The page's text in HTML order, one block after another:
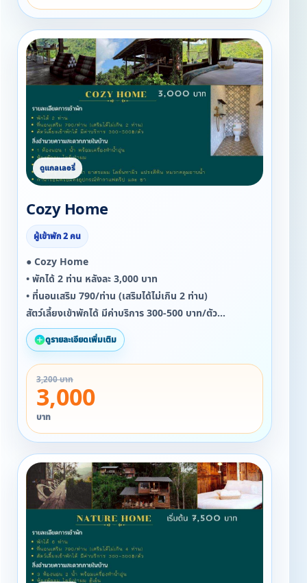
หมวกคลุมอาบน้ำ
▪ กาน้ำร้อนพร้อมทั้งอุปกรณ์ทำกาแฟดริป และ ชา
▪ Snack
▪ แก้วไวน์ + ถังแช่ไวน์
Cozy Home
ผู้เข้าพัก 2 คน
● Cozy Home
• พักได้ 2 ท่าน หลังละ 3,000 บาท
• ที่นอนเสริม 790/ท่าน (เสริมได้ไม่เกิน 2 ท่าน)
สัตว์เลี้ยงเข้าพักได้ มีค่าบริการ 300-500 บาท/ตัว
สิ่งอำนวยความสะดวกภายในบ้าน
▪ 1 ห้องนอน 1 น้ำ พร้อมเครื่องทำน้ำอุ่น
▪ ห้องพัดลม ไดร์เป่าผม
▪ ลำโพง Bluetooth
▪ ผ้าขนหนู ครีมอาบน้ำ อาสระผม โลชั่นหาผิว แปรงสีฟ้น
หมวกคลุมอาบน้ำ
▪ กาน้ำร้อนพร้อมทั้งอุปกรณ์ทำกาแฟดริป และ ชา
▪ Snack
▪ แก้วไวน์ + ถังแช่ไวน์
▪ เตาผิงไฟ
ดูรายละเอียดเพิ่มเติม
3,200 บาท
3,000
บาท